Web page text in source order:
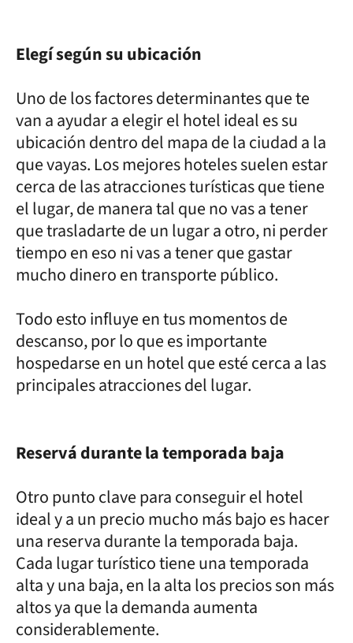
Elegí según su ubicación
Uno de los factores determinantes que te
van a ayudar a elegir el hotel ideal es su
ubicación dentro del mapa de la ciudad a la
que vayas. Los mejores hoteles suelen estar
cerca de las atracciones turísticas que tiene
el lugar, de manera tal que no vas a tener
que trasladarte de un lugar a otro, ni perder
tiempo en eso ni vas a tener que gastar
mucho dinero en transporte público.
Todo esto influye en tus momentos de
descanso, por lo que es importante
hospedarse en un hotel que esté cerca a las
principales atracciones del lugar.
Reservá durante la temporada baja
Otro punto clave para conseguir el hotel
ideal y a un precio mucho más bajo es hacer
una reserva durante la temporada baja.
Cada lugar turístico tiene una temporada
alta y una baja, en la alta los precios son más
altos ya que la demanda aumenta
considerablemente.